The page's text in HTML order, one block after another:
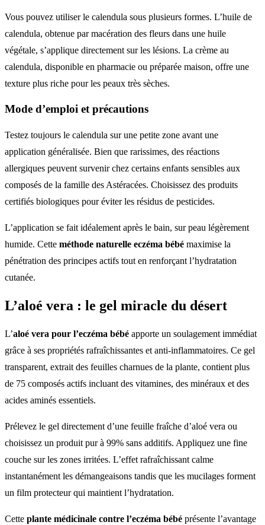
Vous pouvez utiliser le calendula sous plusieurs formes. L’huile de
calendula, obtenue par macération des fleurs dans une huile
végétale, s’applique directement sur les lésions. La crème au
calendula, disponible en pharmacie ou préparée maison, offre une
texture plus riche pour les peaux très sèches.
Mode d’emploi et précautions
Testez toujours le calendula sur une petite zone avant une
application généralisée. Bien que rarissimes, des réactions
allergiques peuvent survenir chez certains enfants sensibles aux
composés de la famille des Astéracées. Choisissez des produits
certifiés biologiques pour éviter les résidus de pesticides.
L’application se fait idéalement après le bain, sur peau légèrement
humide. Cette méthode naturelle eczéma bébé maximise la
pénétration des principes actifs tout en renforçant l’hydratation
cutanée.
L’aloé vera : le gel miracle du désert
L’aloé vera pour l’eczéma bébé apporte un soulagement immédiat
grâce à ses propriétés rafraîchissantes et anti-inflammatoires. Ce gel
transparent, extrait des feuilles charnues de la plante, contient plus
de 75 composés actifs incluant des vitamines, des minéraux et des
acides aminés essentiels.
Prélevez le gel directement d’une feuille fraîche d’aloé vera ou
choisissez un produit pur à 99% sans additifs. Appliquez une fine
couche sur les zones irritées. L’effet rafraîchissant calme
instantanément les démangeaisons tandis que les mucilages forment
un film protecteur qui maintient l’hydratation.
Cette plante médicinale contre l’eczéma bébé présente l’avantage